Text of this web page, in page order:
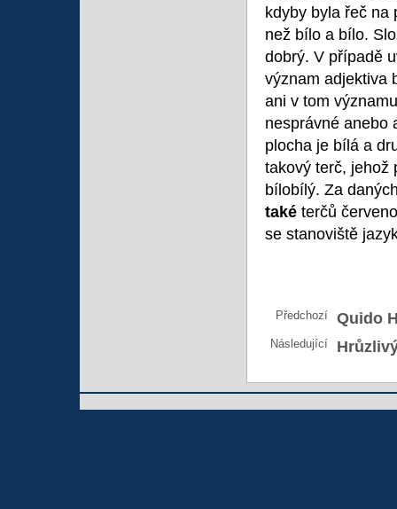
kdyby byla řeč
než bílo a bílo.
dobrý. V případě
význam adjektiva
ani v tom
nesprávné anebo
plocha je bílá a
takový terč, jehož
bílobílý. Za
také terčů
se stanoviště
Předchozí Quido
Následující